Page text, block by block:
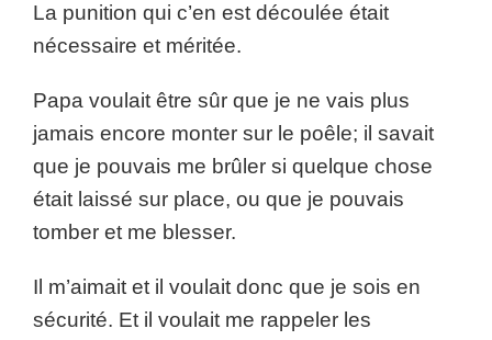
La punition qui c’en est découlée était
nécessaire et méritée.
Papa voulait être sûr que je ne vais plus
jamais encore monter sur le poêle; il savait
que je pouvais me brûler si quelque chose
était laissé sur place, ou que je pouvais
tomber et me blesser.
Il m’aimait et il voulait donc que je sois en
sécurité. Et il voulait me rappeler les